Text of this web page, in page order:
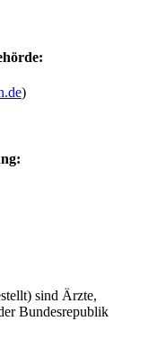
)
sind Ärzte,
Bundesrepublik